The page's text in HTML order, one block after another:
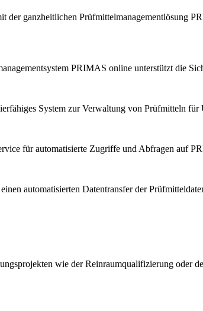
der ganzheitlichen Prüfmittelmanagementlösung
PRIMAS online unterstützt die
System zur Verwaltung von Prüfmitteln
für automatisierte Zugriffe und Abfragen auf
automatisierten Datentransfer der
wie der Reinraumqualifizierung oder